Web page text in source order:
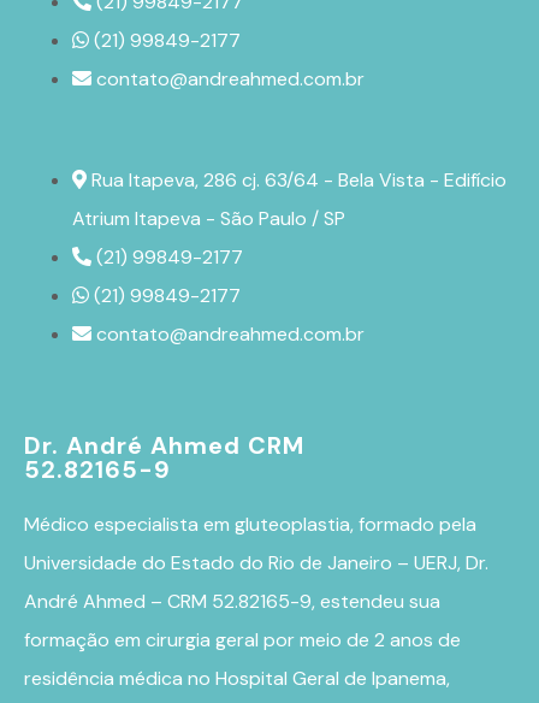
(21) 99849-2177
contato@andreahmed.com.br
Rua Itapeva, 286 cj. 63/64 - Bela Vista - Edifício
Atrium Itapeva - São Paulo / SP
(21) 99849-2177
(21) 99849-2177
contato@andreahmed.com.br
Dr. André Ahmed CRM
52.82165-9
Médico especialista em gluteoplastia, formado pela
Universidade do Estado do Rio de Janeiro – UERJ, Dr.
André Ahmed – CRM 52.82165-9, estendeu sua
formação em cirurgia geral por meio de 2 anos de
residência médica no Hospital Geral de Ipanema,